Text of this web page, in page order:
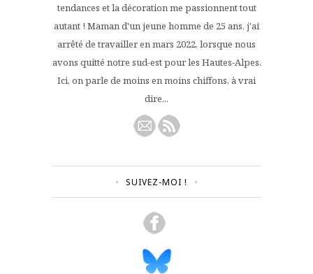
tendances et la décoration me passionnent tout
autant ! Maman d'un jeune homme de 25 ans, j'ai
arrêté de travailler en mars 2022, lorsque nous
avons quitté notre sud-est pour les Hautes-Alpes.
Ici, on parle de moins en moins chiffons, à vrai
dire...
SUIVEZ-MOI !